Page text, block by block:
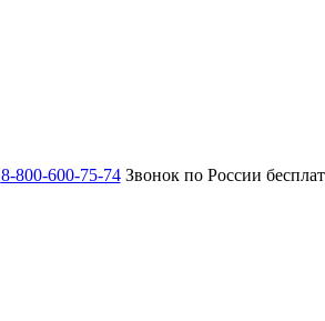
8-800-600-75-74Звонок по России